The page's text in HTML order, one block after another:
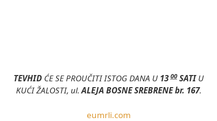
TEVHID ĆE SE PROUČITI ISTOG DANA U 1300SATIU
KUĆI ŽALOSTI, ul.ALEJA BOSNE SREBRENE br. 167.
eumrli.com